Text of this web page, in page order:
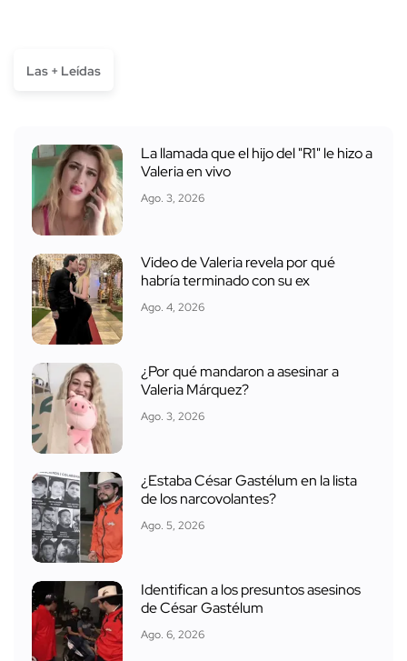
Las + Leídas
La llamada que el hijo del "R1" le hizo a
Valeria en vivo
Ago. 3, 2026
Video de Valeria revela por qué
habría terminado con su ex
Ago. 4, 2026
¿Por qué mandaron a asesinar a
Valeria Márquez?
Ago. 3, 2026
¿Estaba César Gastélum en la lista
de los narcovolantes?
Ago. 5, 2026
Identifican a los presuntos asesinos
de César Gastélum
Ago. 6, 2026